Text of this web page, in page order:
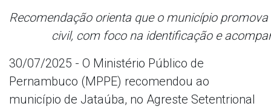
Recomendação orienta que o município
civil, com foco na identificação e
30/07/2025 - O Ministério Público de
Pernambuco (MPPE) recomendou ao
município de Jataúba, no Agreste Setentrional